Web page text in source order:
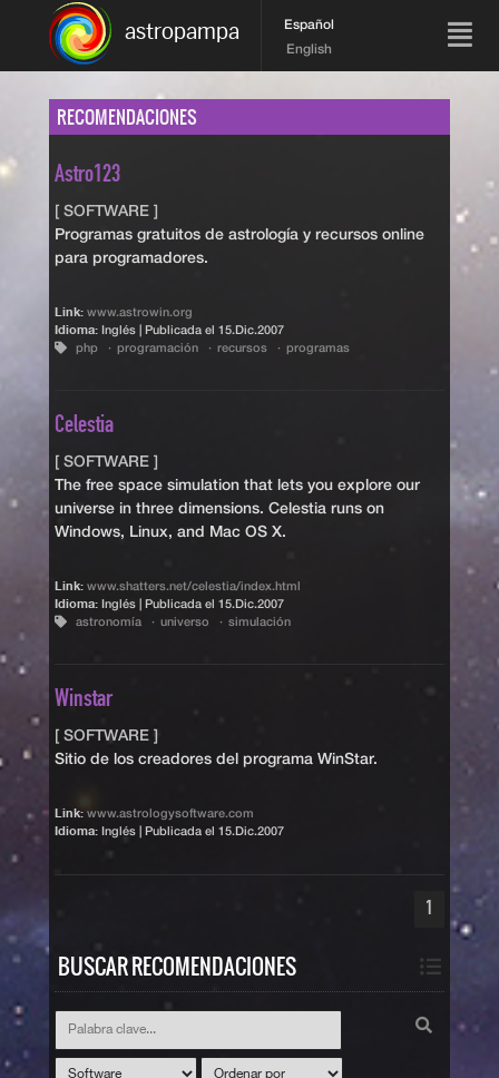
astropampa
Español
English
RECOMENDACIONES
Astro123
[ SOFTWARE ]
Programas gratuitos de astrología y recursos online
para programadores.
Link: www.astrowin.org
Idioma: Inglés | Publicada el 15.Dic.2007
php
programación recursos programas
Celestia
[ SOFTWARE ]
The free space simulation that lets you explore our
universe in three dimensions. Celestia runs on
Windows, Linux, and Mac OS X.
Link: www.shatters.net/celestia/index.html
Idioma: Inglés | Publicada el 15.Dic.2007
astronomía
universo simulación
Winstar
[ SOFTWARE ]
Sitio de los creadores del programa WinStar.
Link: www.astrologysoftware.com
Idioma: Inglés | Publicada el 15.Dic.2007
1
BUSCAR RECOMENDACIONES